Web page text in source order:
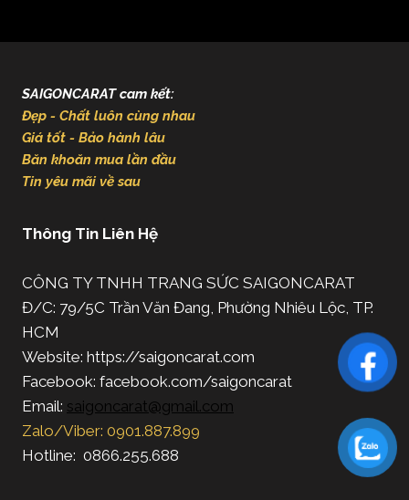
SAIGONCARAT cam kết:
Đẹp - Chất luôn cùng nhau
Giá tốt - Bảo hành lâu
Băn khoăn mua lần đầu
Tin yêu mãi về sau
Thông Tin Liên Hệ
CÔNG TY TNHH TRANG SỨC SAIGONCARAT
Đ/C: 79/5C Trần Văn Đang, Phường Nhiêu Lộc, TP.
HCM
Website: https://saigoncarat.com
Facebook: facebook.com/saigoncarat
Email: saigoncarat@gmail.com
Zalo/Viber: 0901.887.899
Hotline: 0866.255.688